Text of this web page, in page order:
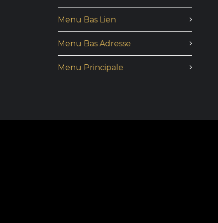
Menu Bas Lien
Menu Bas Adresse
Menu Principale